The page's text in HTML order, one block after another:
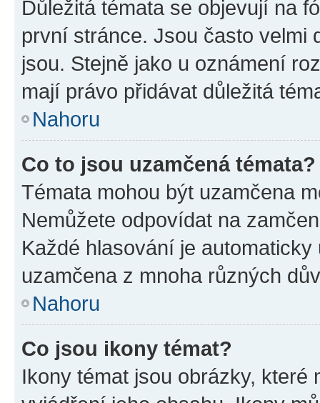
Důležitá témata se objevují na
první stránce. Jsou často velmi
jsou. Stejně jako u oznámení
mají právo přidávat důležitá
Nahoru
Co to jsou uzamčená témata?
Témata mohou být uzamčena
Nemůžete odpovídat na
Každé hlasování je
uzamčena z mnoha různých
Nahoru
Co jsou ikony témat?
Ikony témat jsou obrázky,